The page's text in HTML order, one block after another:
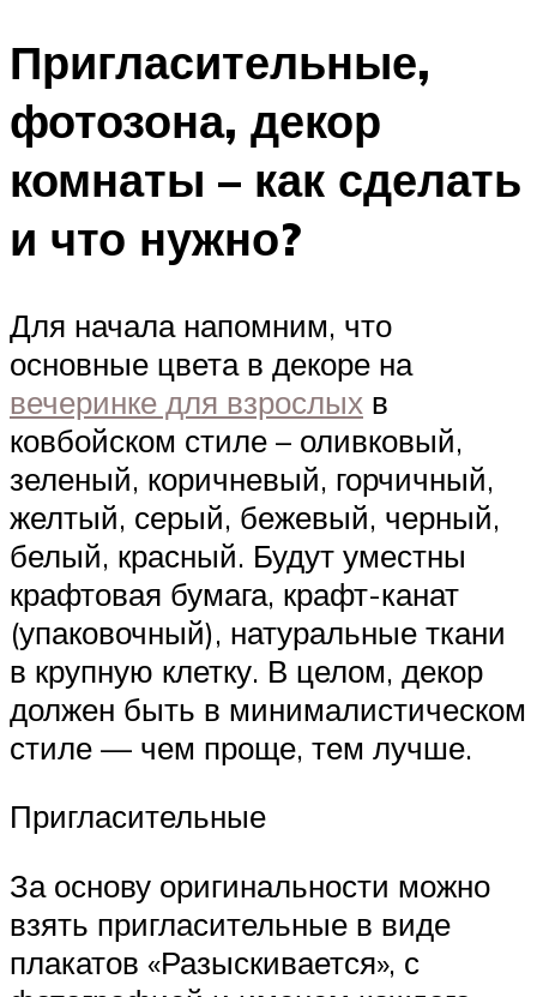
Пригласительные,
фотозона, декор
комнаты – как сделать
и что нужно?
Для начала напомним, что
основные цвета в декоре на
вечеринке для взрослых в
ковбойском стиле – оливковый,
зеленый, коричневый, горчичный,
желтый, серый, бежевый, черный,
белый, красный. Будут уместны
крафтовая бумага, крафт-канат
(упаковочный), натуральные ткани
в крупную клетку. В целом, декор
должен быть в минималистическом
стиле — чем проще, тем лучше.
Пригласительные
За основу оригинальности можно
взять пригласительные в виде
плакатов «Разыскивается», с